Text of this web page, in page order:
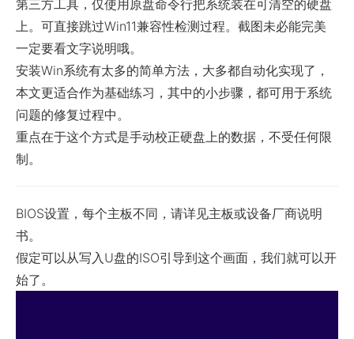
第三方工具，仅使用原盘命令行把系统装在可清空的硬盘
上。可直接跳过Win11兼容性检测过程。截图未必能完美
一定要看文字说明哦。
安装Win系统有太多的简单方法，大多都自动化实现了，
本文更适合作为基础练习，其中的小步骤，都可用于系统
问题的修复过程中。
重点在于这个方式是手动校正硬盘上的数据，不受任何限
制。
BIOS设置，每个主板不同，请详见主板或设备厂商说明
书。
假定可以从写入U盘的ISO引导到这个画面，我们就可以开
始了。